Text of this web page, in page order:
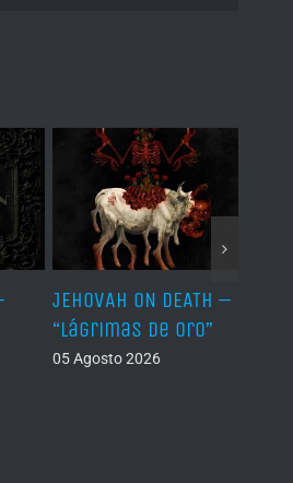
JEHOVAH ON DEATH –
“Lágrimas de Oro”
05 Agosto 2026